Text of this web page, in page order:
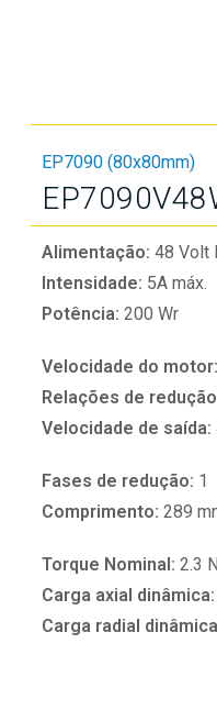
EP7090 (80x80mm)
Alimentação: 48 Volt
Intensidade: 5A máx.
Potência: 200 Wr
Velocidade do motor:
Relações de
Velocidade de saída:
Fases de redução: 1
Comprimento: 289
Torque Nominal: 2.3
Carga axial dinâmica:
Carga radial